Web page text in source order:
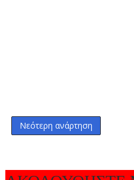
Νεότερη ανάρτηση